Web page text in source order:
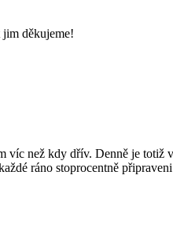
děkujeme!
víc než kdy dřív. Denně je
ráno stoprocentně